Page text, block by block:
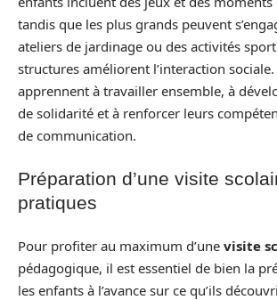
tandis que les plus grands peuvent
ateliers de jardinage ou des activités
structures améliorent l’interaction sociale.
apprennent à travailler ensemble, à
de solidarité et à renforcer leurs
de communication.
Préparation d’une visite
pratiques
Pour profiter au maximum d’une visite
pédagogique, il est essentiel de bien la
les enfants à l’avance sur ce qu’ils